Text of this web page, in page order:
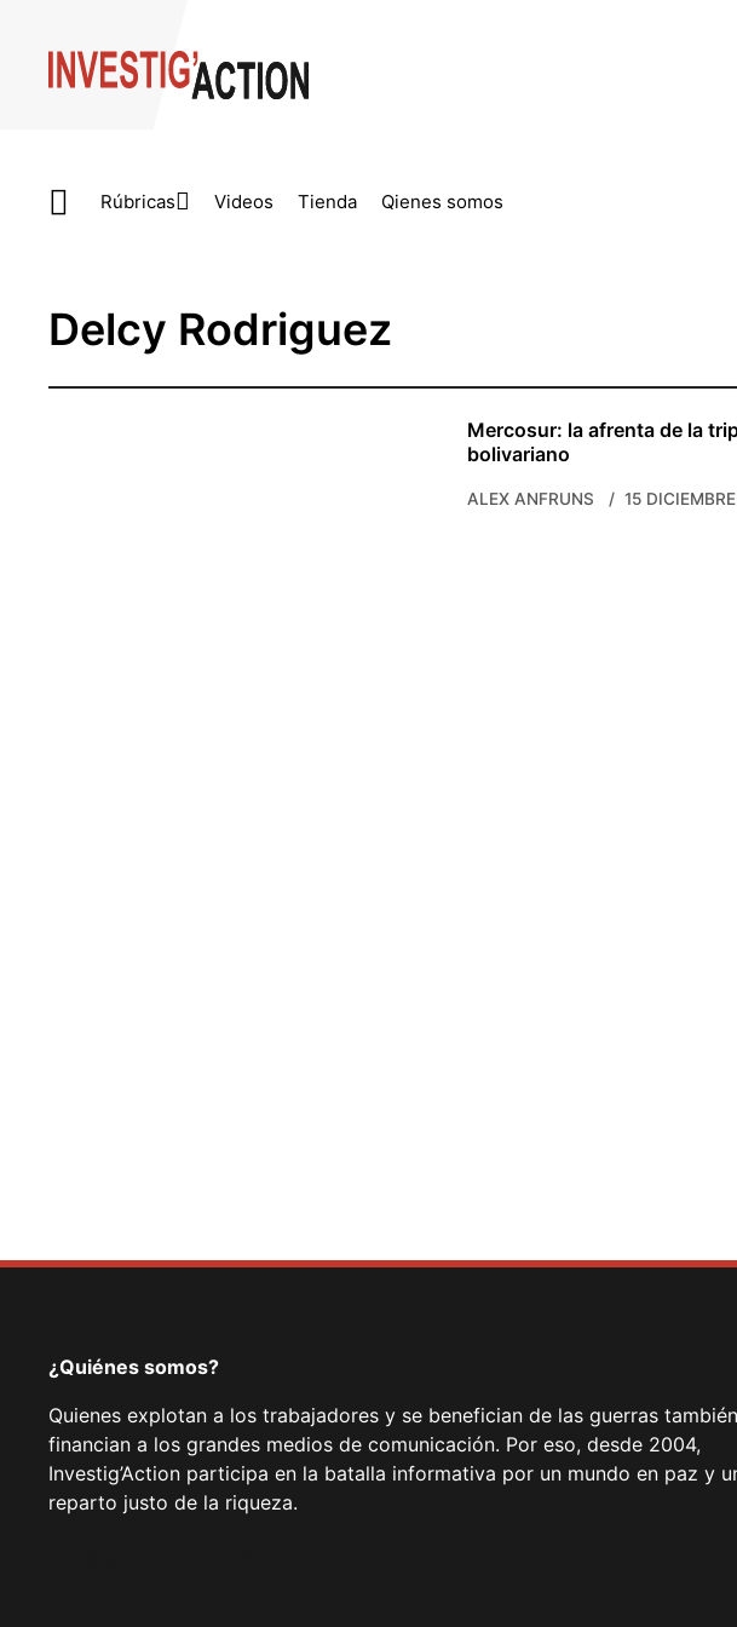
Rúbricas Videos Tienda Qienes somos
Delcy Rodriguez
Mercosur: la afrenta de la
bolivariano
ALEX ANFRUNS 15
¿Quiénes somos?
Quienes explotan a los trabajadores y se benefician de las guerras también
financian a los grandes medios de comunicación. Por eso, desde 2004,
Investig’Action participa en la batalla informativa por un mundo en paz y
reparto justo de la riqueza.